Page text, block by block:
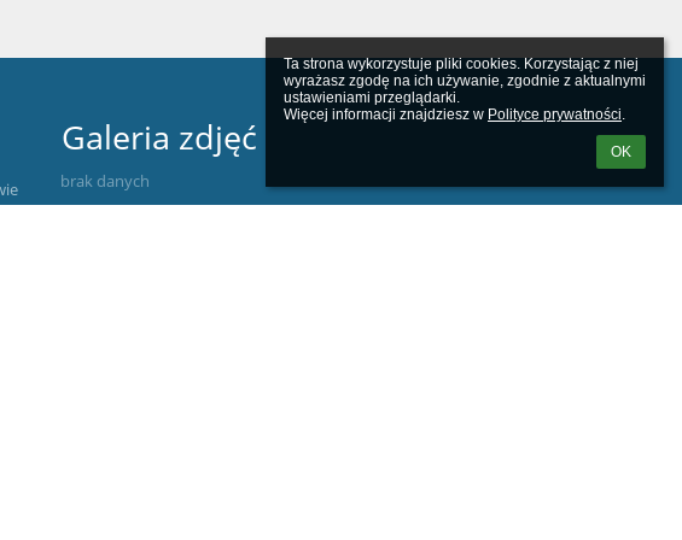
Ta strona wykorzystuje pliki cookies. Korzystając z niej
wyrażasz zgodę na ich używanie, zgodnie z aktualnymi
ustawieniami przeglądarki.
Więcej informacji znajdziesz w Polityce prywatności.
OK
Galeria zdjęć
brak danych